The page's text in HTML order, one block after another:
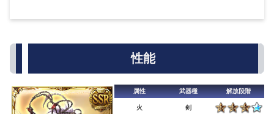
性能
属性 武器種 解放段階
火 剣